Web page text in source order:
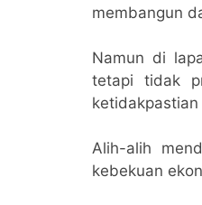
membangun
Namun di
tetapi tidak
ketidakpastian
Alih-alih
kebekuan